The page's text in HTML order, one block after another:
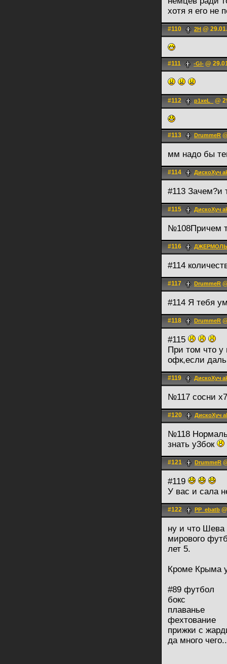
хотя я его не
#110 2H @
#111 -Gl- @
#112 p1xeL_ @
#113 DrummeR
мм надо бы
#114 ДискоХуч
#113 Зачем?и
#115 ДискоХуч
№108Причем
#116
#114
#117 DrummeR
#114 Я тебя
#118 DrummeR
#115
При том что у
офк,если
#119 ДискоХуч
№117 сосни
#120 ДискоХуч
№118
знать у3бок
#121 DrummeR
#119
У вас и сала
#122 PP_ebatb
ну и что Шева
мирового
лет 5.
Кроме Крыма
#89 футбол
бокс
плаванье
фехтование
прижки с
да много